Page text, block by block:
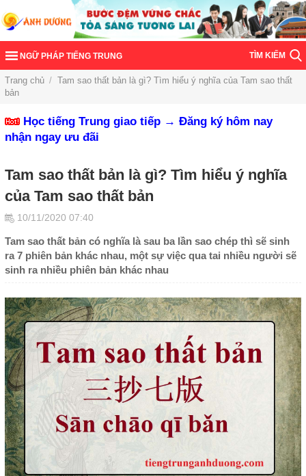
NGỮ PHÁP TIẾNG TRUNG TÌM KIẾM
Trang chủ / Tam sao thất bản là gì? Tìm hiểu ý nghĩa của Tam sao thất
bản
Học tiếng Trung giao tiếp → Đăng ký hôm nay
nhận ngay ưu đãi
Tam sao thất bản là gì? Tìm hiểu ý nghĩa
của Tam sao thất bản
10/11/2020 07:40
Tam sao thất bản có nghĩa là sau ba lần sao chép thì sẽ sinh
ra 7 phiên bản khác nhau, một sự việc qua tai nhiều người sẽ
sinh ra nhiều phiên bản khác nhau